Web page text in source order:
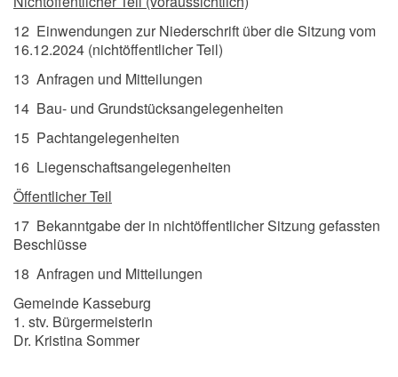
12 Einwendungen zur Niederschrift über die Sitzung vom
16.12.2024 (nichtöffentlicher Teil)
13 Anfragen und Mitteilungen
14 Bau- und Grundstücksangelegenheiten
15 Pachtangelegenheiten
16 Liegenschaftsangelegenheiten
Öffentlicher Teil
17 Bekanntgabe der in nichtöffentlicher Sitzung gefassten
Beschlüsse
18 Anfragen und Mitteilungen
Gemeinde Kasseburg
1. stv. Bürgermeisterin
Dr. Kristina Sommer